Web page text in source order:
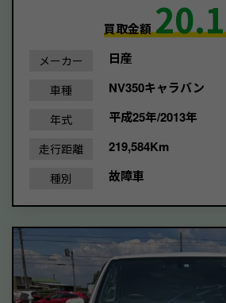
買取金額20.1
メーカー 日産
車種 NV350キャラバン
年式 平成25年/2013年
走行距離 219,584Km
種別 故障車